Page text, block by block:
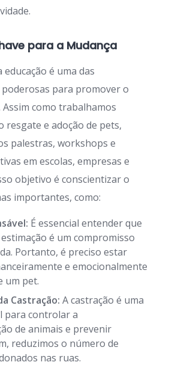
para a Mudança
é uma das
para promover o
como trabalhamos
resgate e adoção de pets,
palestras, workshops e
em escolas, empresas e
objetivo é conscientizar o
importantes, como:
É essencial entender que
é um compromisso
Portanto, é preciso estar
e emocionalmente
um pet.
Castração: A castração é uma
para controlar a
de animais e prevenir
reduzimos o número de
nas ruas.